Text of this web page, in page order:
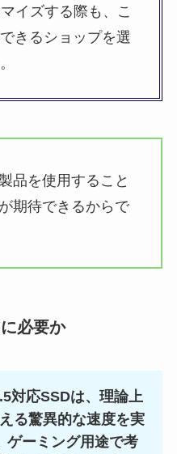
イズする際も、こ
きるショップを選
品を使用すること
期待できるからで
必要か
対応SSDは、理論上
る驚異的な速度を実
ゲーミング用途で考